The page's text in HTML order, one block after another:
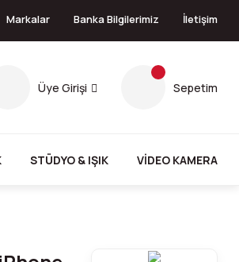
Markalar Banka Bilgilerimiz İletişim
Üye Girişi Sepetim
STÜDYO & IŞIK VİDEO KAMERA